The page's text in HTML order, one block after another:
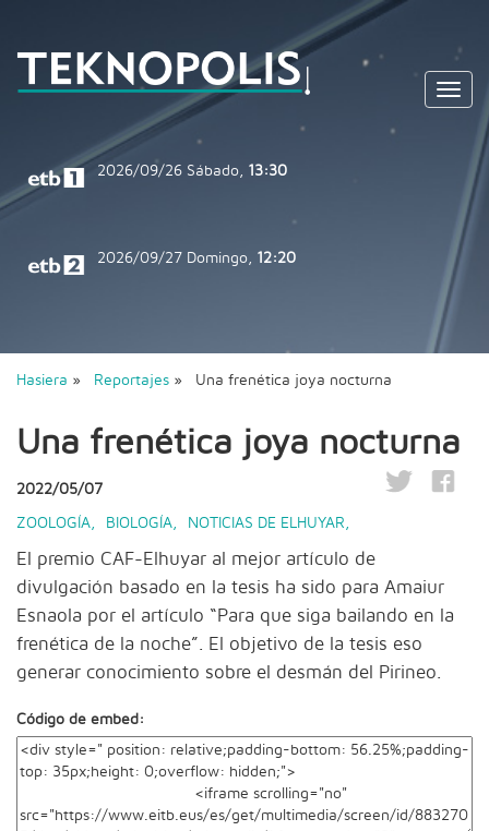
2026/09/26 Sábado, 13:30
2026/09/27 Domingo, 12:20
Hasiera » Reportajes » Una frenética joya nocturna
Una frenética joya nocturna
2022/05/07
ZOOLOGÍA BIOLOGÍA NOTICIAS DE ELHUYAR
El premio CAF-Elhuyar al mejor artículo de
divulgación basado en la tesis ha sido para Amaiur
Esnaola por el artículo “Para que siga bailando en la
frenética de la noche”. El objetivo de la tesis eso
generar conocimiento sobre el desmán del Pirineo.
Código de embed: